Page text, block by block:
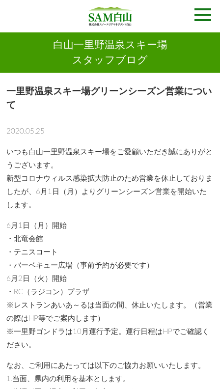
白山一里野温泉スキー場
スタッフブログ
一里野温泉スキー場グリーンシーズン営業につい
て
2020.05.25
いつも白山一里野温泉スキー場をご愛顧いただき誠にありがと
うございます。
新型コロナウィルス感染拡大防止のため営業を休止しておりま
したが、6月1日（月）よりグリーンシーズン営業を開始いた
します。
6月1日（月）開始
・北竜会館
・テニスコート
・バーベキュー広場（事前予約が必要です）
6月2日（火）開始
・RC（ラジコン）プラザ
※レストランあいあ～るは当面の間、休止いたします。（営業
の際はHP等でご案内します）
※一里野ゴンドラは10月運行予定。運行日程はHPでご確認く
ださい。
なお、ご利用にあたっては以下のご協力お願いいたします。
1.当面、県内の利用を基本とします。